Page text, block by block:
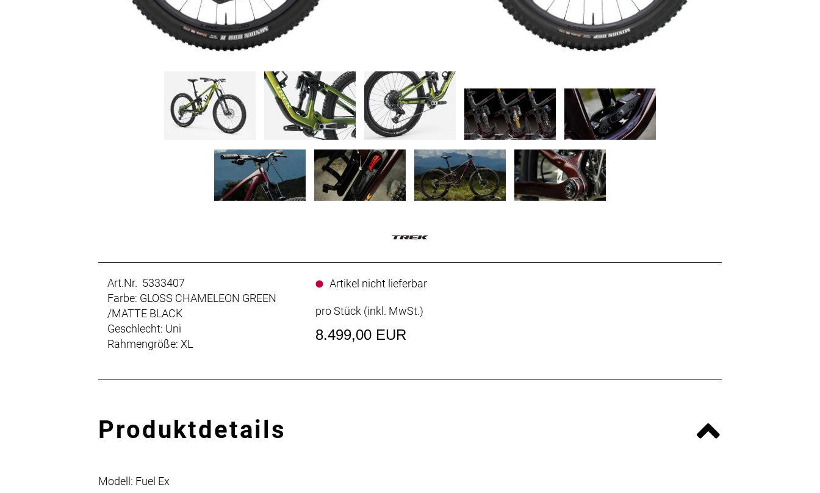
Art.Nr. 5333407
Farbe: GLOSS CHAMELEON GREEN
/MATTE BLACK
Geschlecht: Uni
Rahmengröße: XL
Artikel nicht lieferbar
pro Stück (inkl. MwSt.)
8.499,00 EUR
Produktdetails
Modell: Fuel Ex